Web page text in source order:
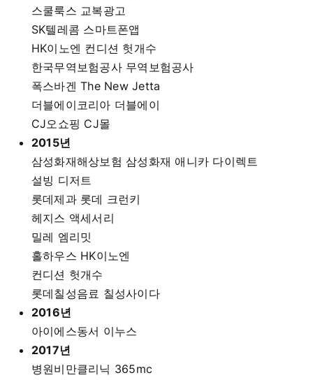
스쿨룩스 교복광고
SK텔레콤 스마트폰앱
HK이노엔 컨디션 헛개수
한국무역보험공사 무역보험공사
폭스바겐 The New Jetta
더블에이코리아 더블에이
CJ오쇼핑 CJ몰
2015년
삼성화재해상보험 삼성화재 애니카 다이렉트
설빙 디저트
롯데제과 롯데 크런키
헤지스 액세서리
밀레 엠리밋
홀하우스 HK이노엔
컨디션 헛개수
롯데칠성음료 칠성사이다
2016년
아이에스동서 이누스
2017년
병원비만클리닉 365mc